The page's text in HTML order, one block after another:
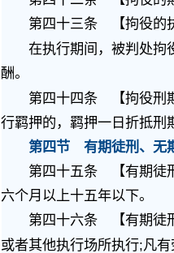
第四十三条 【拘役的执
在执行期间，被判处拘
酬。
第四十四条 【拘役刑期
行羁押的，羁押一日折抵刑
第四节 有期徒刑、无
第四十五条 【有期徒
六个月以上十五年以下。
第四十六条 【有期徒刑
或者其他执行场所执行;凡